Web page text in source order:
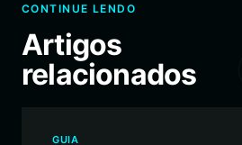
CONTINUE LENDO
Artigos
relacionados
GUIA